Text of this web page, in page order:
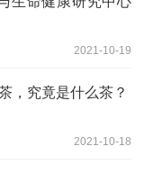
2021-10-19
，究竟是什么茶？
2021-10-18